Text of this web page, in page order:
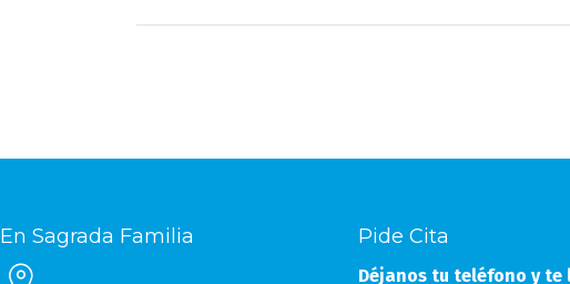
En Sagrada Familia Pide Cita
Déjanos tu teléfono y te